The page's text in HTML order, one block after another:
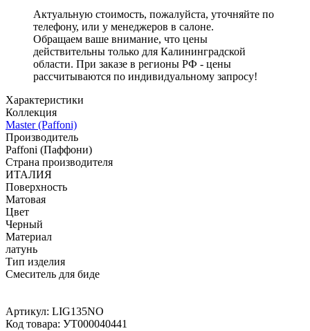
Актуальную стоимость, пожалуйста, уточняйте по
телефону, или у менеджеров в салоне.
Обращаем ваше внимание, что цены
действительны только для Калининградской
области. При заказе в регионы РФ - цены
рассчитываются по индивидуальному запросу!
Характеристики
Коллекция
Master (Paffoni)
Производитель
Paffoni (Паффони)
Страна производителя
ИТАЛИЯ
Поверхность
Матовая
Цвет
Черный
Материал
латунь
Тип изделия
Смеситель для биде
Артикул: LIG135NO
Код товара: УТ000040441